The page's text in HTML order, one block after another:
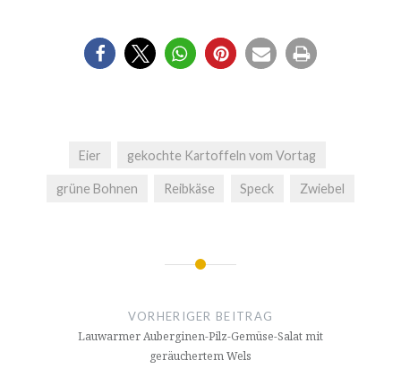
Eier gekochte Kartoffeln vom Vortag
grüne Bohnen Reibkäse Speck Zwiebel
NavigationVORHERIGER BEITRAG
Lauwarmer Auberginen-Pilz-Gemüse-Salat mit
geräuchertem Wels